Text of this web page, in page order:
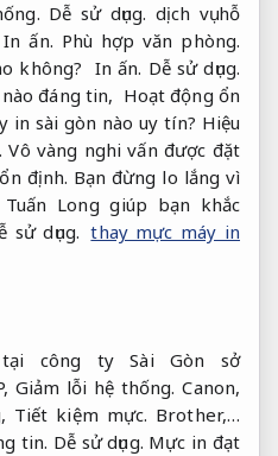
Dễ sử dụng. dịch vụ hỗ
In ấn. Phù hợp văn phòng.
không? In ấn. Dễ sử dụng.
đáng tin, Hoạt động ổn
in sài gòn nào uy tín? Hiệu
Vô vàng nghi vấn được đặt
định. Bạn đừng lo lắng vì
Long giúp bạn khắc
sử dụng. thay mực máy in
công ty Sài Gòn sở
Giảm lỗi hệ thống. Canon,
Tiết kiệm mực. Brother,…
tin. Dễ sử dụng. Mực in đạt